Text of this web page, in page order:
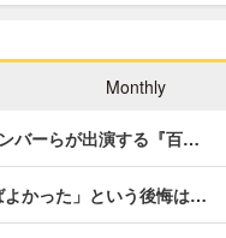
Monthly
バーらが出演する『百…
かった」という後悔は…